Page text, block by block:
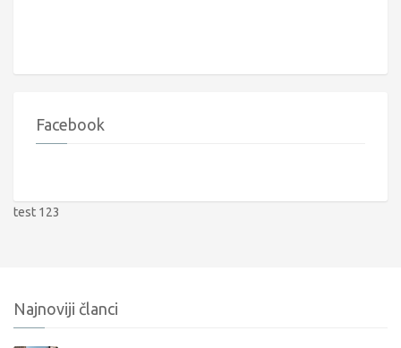
Facebook
test 123
Najnoviji članci